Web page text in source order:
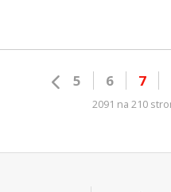
5 6 7
2091 na 210